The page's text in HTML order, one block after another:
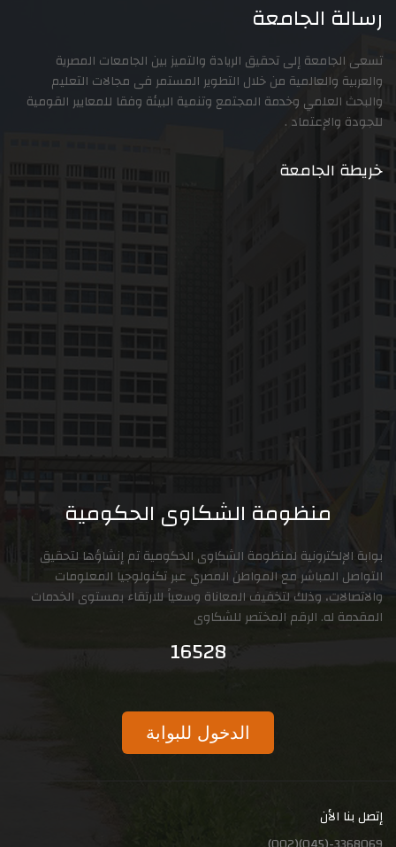
رسالة الجامعة
تسعى الجامعة إلى تحقيق الريادة والتميز بين الجامعات المصرية
والعربية والعالمية من خلال التطوير المستمر فى مجالات التعليم
والبحث العلمي وخدمة المجتمع وتنمية البيئة وفقا للمعايير القومية
للجودة والإعتماد .
خريطة الجامعة
منظومة الشكاوى الحكومية
بوابة الإلكترونية لمنظومة الشكاوى الحكومية تم إنشاؤها لتحقيق
التواصل المباشر مع المواطن المصري عبر تكنولوجيا المعلومات
والاتصالات، وذلك لتخفيف المعاناة وسعياً للارتقاء بمستوى الخدمات
المقدمة له. الرقم المختصر للشكاوى
16528
الدخول للبوابة
إتصل بنا الأن